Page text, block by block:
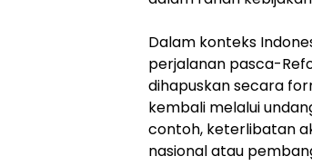
Dalam konteks
perjalanan pasca-
dihapuskan secara
kembali melalui
contoh, keterlibatan
nasional atau